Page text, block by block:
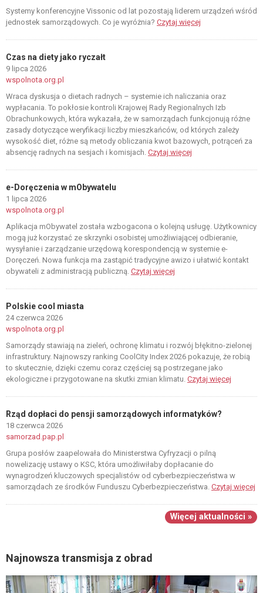
Systemy konferencyjne Vissonic od lat pozostają liderem urządzeń wśród
jednostek samorządowych. Co je wyróżnia? Czytaj więcej
Czas na diety jako ryczałt
9 lipca 2026
wspolnota.org.pl
Wraca dyskusja o dietach radnych – systemie ich naliczania oraz
wypłacania. To pokłosie kontroli Krajowej Rady Regionalnych Izb
Obrachunkowych, która wykazała, że w samorządach funkcjonują różne
zasady dotyczące weryfikacji liczby mieszkańców, od których zależy
wysokość diet, różne są metody obliczania kwot bazowych, potrąceń za
absencję radnych na sesjach i komisjach. Czytaj więcej
e-Doręczenia w mObywatelu
1 lipca 2026
wspolnota.org.pl
Aplikacja mObywatel została wzbogacona o kolejną usługę. Użytkownicy
mogą już korzystać ze skrzynki osobistej umożliwiającej odbieranie,
wysyłanie i zarządzanie urzędową korespondencją w systemie e-
Doręczeń. Nowa funkcja ma zastąpić tradycyjne awizo i ułatwić kontakt
obywateli z administracją publiczną. Czytaj więcej
Polskie cool miasta
24 czerwca 2026
wspolnota.org.pl
Samorządy stawiają na zieleń, ochronę klimatu i rozwój błękitno-zielonej
infrastruktury. Najnowszy ranking CoolCity Index 2026 pokazuje, że robią
to skutecznie, dzięki czemu coraz częściej są postrzegane jako
ekologiczne i przygotowane na skutki zmian klimatu. Czytaj więcej
Rząd dopłaci do pensji samorządowych informatyków?
18 czerwca 2026
samorzad.pap.pl
Grupa posłów zaapelowała do Ministerstwa Cyfryzacji o pilną
nowelizację ustawy o KSC, która umożliwiłaby dopłacanie do
wynagrodzeń kluczowych specjalistów od cyberbezpieczeństwa w
samorządach ze środków Funduszu Cyberbezpieczeństwa. Czytaj więcej
Więcej aktualności »
Najnowsza transmisja z obrad